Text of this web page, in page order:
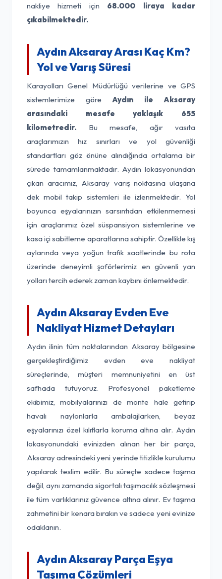
nakliye hizmeti için 68.000 liraya kadar
çıkabilmektedir.
Aydın Aksaray Arası Kaç Km?
Yol ve Varış Süresi
Karayolları Genel Müdürlüğü verilerine ve GPS
sistemlerimize göre Aydın ile Aksaray
arasındaki mesafe yaklaşık 655
kilometredir. Bu mesafe, ağır vasıta
araçlarımızın hız sınırları ve yol güvenliği
standartları göz önüne alındığında ortalama bir
sürede tamamlanmaktadır. Aydın lokasyonundan
çıkan aracımız, Aksaray varış noktasına ulaşana
dek mobil takip sistemleri ile izlenmektedir. Yol
boyunca eşyalarınızın sarsıntıdan etkilenmemesi
için araçlarımız özel süspansiyon sistemlerine ve
kasa içi sabitleme aparatlarına sahiptir. Özellikle kış
aylarında veya yoğun trafik saatlerinde bu rota
üzerinde deneyimli şoförlerimiz en güvenli yan
yolları tercih ederek zaman kaybını önlemektedir.
Aydın Aksaray Evden Eve
Nakliyat Hizmet Detayları
Aydın ilinin tüm noktalarından Aksaray bölgesine
gerçekleştirdiğimiz evden eve nakliyat
süreçlerinde, müşteri memnuniyetini en üst
safhada tutuyoruz. Profesyonel paketleme
ekibimiz, mobilyalarınızı de monte hale getirip
havalı naylonlarla ambalajlarken, beyaz
eşyalarınızı özel kılıflarla koruma altına alır. Aydın
lokasyonundaki evinizden alınan her bir parça,
Aksaray adresindeki yeni yerinde titizlikle kurulumu
yapılarak teslim edilir. Bu süreçte sadece taşıma
değil, aynı zamanda sigortalı taşımacılık sözleşmesi
ile tüm varlıklarınız güvence altına alınır. Ev taşıma
zahmetini bir kenara bırakın ve sadece yeni evinize
odaklanın.
Aydın Aksaray Parça Eşya
Taşıma Çözümleri